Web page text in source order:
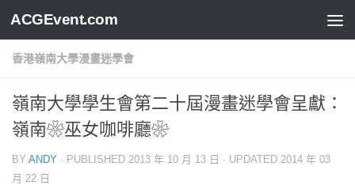
ACGEvent.com
香港嶺南大學漫畫迷學會
嶺南大學學生會第二十屆漫畫迷學會呈獻：
嶺南❀巫女咖啡廳❀
BY ANDY · PUBLISHED 2013 年 10 月 13 日 · UPDATED 2014 年 03
月 22 日